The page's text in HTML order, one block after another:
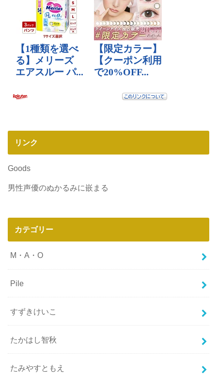
リンク
Goods
男性声優のぬかるみに嵌まる
カテゴリー
M・A・O
Pile
すずきけいこ
たかはし智秋
たみやすともえ